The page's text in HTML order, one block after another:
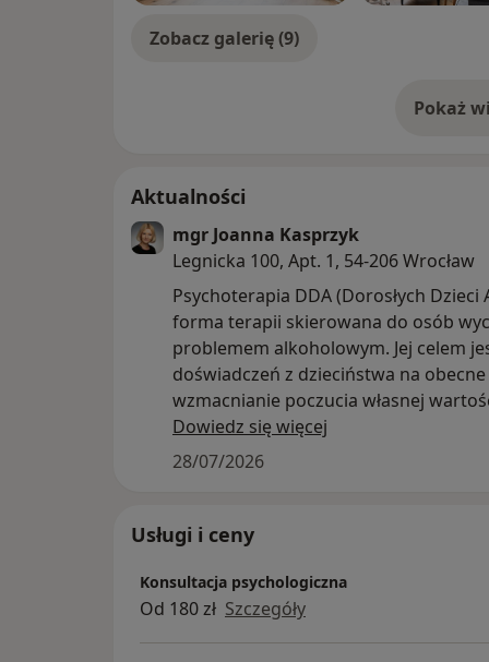
pedagogicznych, przychodniach zdrowia
terapeutycznych.
Ukończyłam i nadal odbywam liczne
zainteresowań.
- studia podyplomowe z
- certyfikowany kurs terapeutyczny EMDR,
- szkolenie z zakresu logoterapii,
and Noo- Psychosomatic w Lublinie i
Association of Logotherapy and
Vienna,
- szkolenie z integratywnej,
- szkolenie z Racjonalnej Terapii
organizowane przez Polskie
Pomagam osobom zmagającym się m.in. z:
- lękiem i depresją,
- napięciem i przewlekłym zmęczeniem,
- doświadczeniami traumy,
Zobacz galerię (9)
Pokaż o
Aktualności
mgr Joanna Kasprzyk
Legnicka 100, Apt. 1, 54-206 Wrocław
Psychoterapia DDA (Dorosłych
forma terapii skierowana do osób
problemem alkoholowym. Jej celem
doświadczeń z dzieciństwa na
wzmacnianie poczucia własnej
schematów, które utrudniają
przestrzeń do odzyskania poczucia
Dowiedz się więcej
28/07/2026
Usługi i ceny
Konsultacja psychologiczna
Od 180 zł Szczegóły